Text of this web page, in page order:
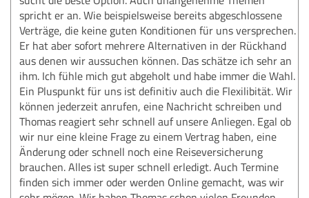
spricht er an. Wie beispielsweise bereits abgeschlossene
Verträge, die keine guten Konditionen für uns versprechen.
Er hat aber sofort mehrere Alternativen in der Rückhand
aus denen wir aussuchen können. Das schätze ich sehr an
ihm. Ich fühle mich gut abgeholt und habe immer die Wahl.
Ein Pluspunkt für uns ist definitiv auch die Flexilibität. Wir
können jederzeit anrufen, eine Nachricht schreiben und
Thomas reagiert sehr schnell auf unsere Anliegen. Egal ob
wir nur eine kleine Frage zu einem Vertrag haben, eine
Änderung oder schnell noch eine Reiseversicherung
brauchen. Alles ist super schnell erledigt. Auch Termine
finden sich immer oder werden Online gemacht, was wir